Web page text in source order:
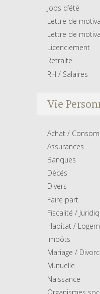
Jobs d’été
Lettre de
Lettre de
Licenciement
Retraite
RH / Salaires
Vie
Achat /
Assurances
Banques
Décés
Divers
Faire part
Fiscalité /
Habitat /
Impôts
Mariage /
Mutuelle
Naissance